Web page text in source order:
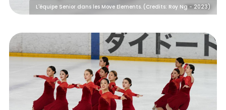
L'équipe Senior dans les Move Elements. (Credits: Roy Ng - 2023)